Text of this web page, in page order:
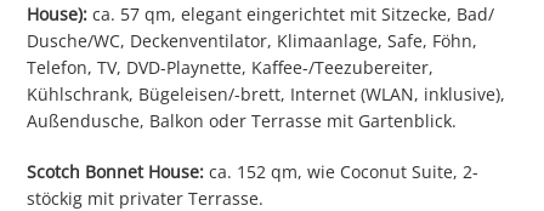
House): ca. 57 qm, elegant eingerichtet mit Sitzecke, Bad/
Dusche/WC, Deckenventilator, Klimaanlage, Safe, Föhn,
Telefon, TV, DVD-Playnette, Kaffee-/Teezubereiter,
Kühlschrank, Bügeleisen/-brett, Internet (WLAN, inklusive),
Außendusche, Balkon oder Terrasse mit Gartenblick.
Scotch Bonnet House: ca. 152 qm, wie Coconut Suite, 2-
stöckig mit privater Terrasse.